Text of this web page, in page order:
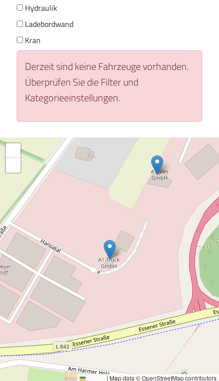
Hydraulik
Ladebordwand
Kran
Derzeit sind keine Fahrzeuge vorhanden.
Überprüfen Sie die Filter und
Kategorieeinstellungen.
Leaflet |Map data © OpenStreetMap contributors